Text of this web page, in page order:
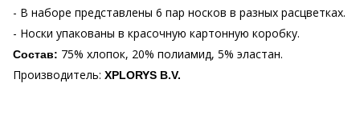
- В наборе представлены 6 пар носков в разных расцветках.
- Носки упакованы в красочную картонную коробку.
Состав: 75% хлопок, 20% полиамид, 5% эластан.
Производитель: XPLORYS B.V.